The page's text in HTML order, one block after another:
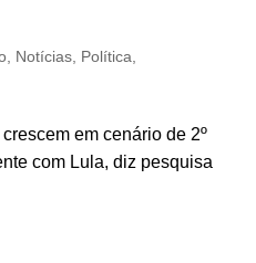
, Notícias, Política